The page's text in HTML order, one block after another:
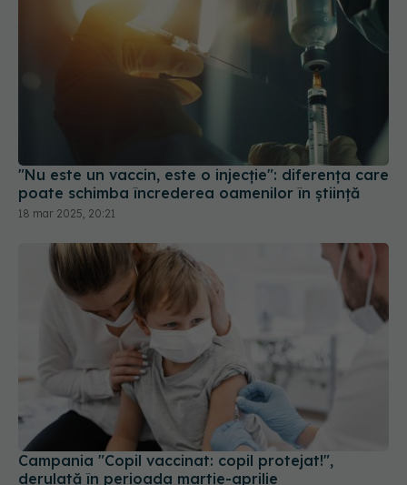
"Nu este un vaccin, este o injecție": diferența care
poate schimba încrederea oamenilor în știință
Campania "Copil vaccinat: copil protejat!",
derulată în perioada martie-aprilie
04 mar 2025, 19:19